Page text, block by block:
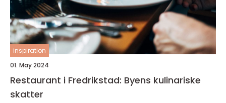
inspiration
01. May 2024
Restaurant i Fredrikstad: Byens kulinariske
skatter